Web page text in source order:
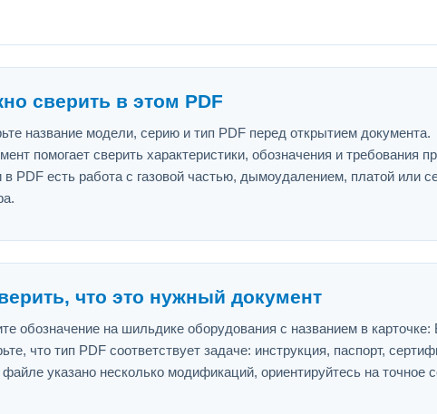
сверить в этом PDF
название модели, серию и тип PDF перед открытием документа.
помогает сверить характеристики, обозначения и требования
в PDF есть работа с газовой частью, дымоудалением, платой или
что это нужный документ
обозначение на шильдике оборудования с названием в
что тип PDF соответствует задаче: инструкция, паспорт,
указано несколько модификаций, ориентируйтесь на